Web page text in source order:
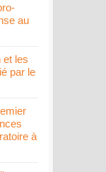
au
et les
par le
à